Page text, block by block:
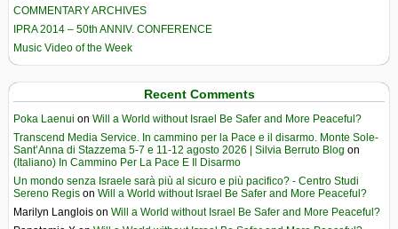
COMMENTARY ARCHIVES
IPRA 2014 – 50th ANNIV. CONFERENCE
Music Video of the Week
Recent Comments
Poka Laenui on Will a World without Israel Be Safer and More Peaceful?
Transcend Media Service. In cammino per la Pace e il disarmo. Monte Sole-
Sant’Anna di Stazzema 5-7 e 11-12 agosto 2026 | Silvia Berruto Blog on
(Italiano) In Cammino Per La Pace E Il Disarmo
Un mondo senza Israele sarà più al sicuro e più pacifico? - Centro Studi
Sereno Regis on Will a World without Israel Be Safer and More Peaceful?
Marilyn Langlois on Will a World without Israel Be Safer and More Peaceful?